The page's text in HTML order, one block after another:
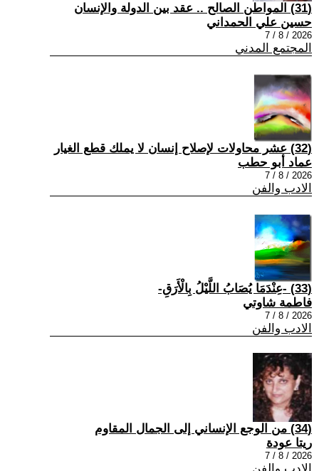
(31) المواطن الصالح .. عقد بين الدولة والإنسان
حسين علي الحمداني
2026 / 8 / 7
المجتمع المدني
(32) عشر محاولات لإصلاح إنسان لا يملك قطع الغيار
عماد أبو حطب
2026 / 8 / 7
الادب والفن
(33) -عِنْدَمَا يُصَابُ اللَّيْلُ بِالْأَرَقِ-
فاطمة شاوتي
2026 / 8 / 7
الادب والفن
(34) من الوجع الإنساني إلى الجمال المقاوم
ريتا عودة
2026 / 8 / 7